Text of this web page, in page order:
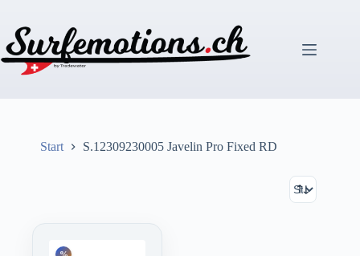
springen
Start S.12309230005 Javelin Pro Fixed RD